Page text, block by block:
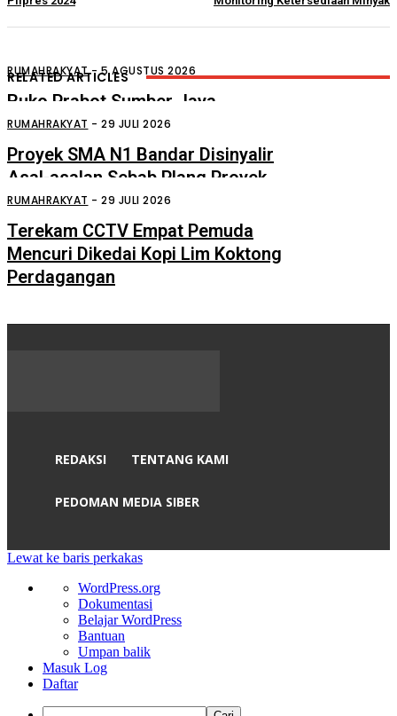
RELATED ARTICLES
RUMAHRAKYAT - 5 AGUSTUS 2026
Ruko Prabot Sumber Jaya
Perdagangan Terbakar
RUMAHRAKYAT - 29 JULI 2026
Proyek SMA N1 Bandar Disinyalir
Asal-asalan Sebab Plang Proyek
Ditempel Tersembunyi
RUMAHRAKYAT - 29 JULI 2026
Terekam CCTV Empat Pemuda
Mencuri Dikedai Kopi Lim Koktong
Perdagangan
REDAKSI TENTANG KAMI
PEDOMAN MEDIA SIBER
Lewat ke baris perkakas
Tentang
WordPress
WordPress.org
Dokumentasi
Belajar WordPress
Bantuan
Umpan balik
Masuk Log
Daftar